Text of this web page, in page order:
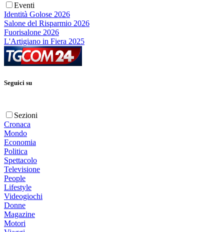
Eventi
Identità Golose 2026
Salone del Risparmio 2026
Fuorisalone 2026
L'Artigiano in Fiera 2025
Seguici su
Sezioni
Cronaca
Mondo
Economia
Politica
Spettacolo
Televisione
People
Lifestyle
Videogiochi
Donne
Magazine
Motori